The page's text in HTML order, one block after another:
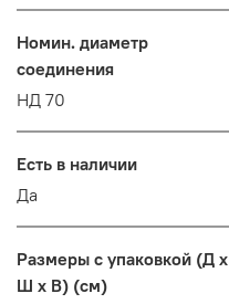
Номин. диаметр
соединения
НД 70
Есть в наличии
Да
Размеры с упаковкой (Д x
Ш x В) (см)